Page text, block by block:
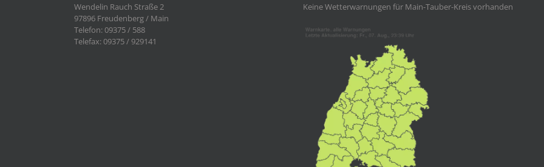
Wendelin Rauch Straße 2
97896 Freudenberg / Main
Telefon: 09375 / 588
Telefax: 09375 / 929141
Keine Wetterwarnungen für Main-Tauber-Kreis vorhanden